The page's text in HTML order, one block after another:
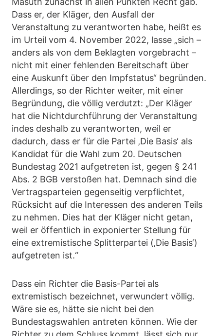
Dass er, der Kläger, den Ausfall der
Veranstaltung zu verantworten habe, heißt es
im Urteil vom 4. November 2022, lasse „sich –
anders als von dem Beklagten vorgebracht –
nicht mit einer fehlenden Bereitschaft über
eine Auskunft über den Impfstatus“ begründen.
Allerdings, so der Richter weiter, mit einer
Begründung, die völlig verdutzt: „Der Kläger
hat die Nichtdurchführung der Veranstaltung
indes deshalb zu verantworten, weil er
dadurch, dass er für die Partei ‚Die Basis‘ als
Kandidat für die Wahl zum 20. Deutschen
Bundestag 2021 aufgetreten ist, gegen § 241
Abs. 2 BGB verstoßen hat. Demnach sind die
Vertragsparteien gegenseitig verpflichtet,
Rücksicht auf die Interessen des anderen Teils
zu nehmen. Dies hat der Kläger nicht getan,
weil er öffentlich in exponierter Stellung für
eine extremistische Splitterpartei (‚Die Basis‘)
aufgetreten ist.“
Dass ein Richter die Basis-Partei als
extremistisch bezeichnet, verwundert völlig.
Wäre sie es, hätte sie nicht bei den
Bundestagswahlen antreten können. Wie der